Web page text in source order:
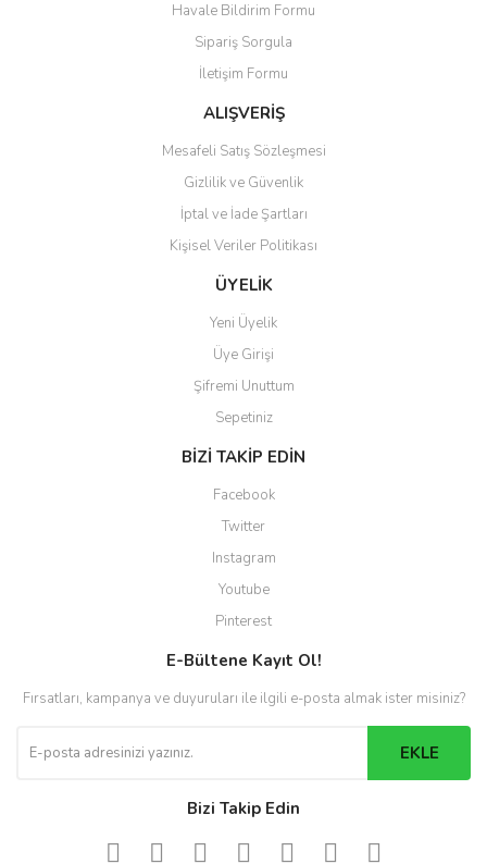
Ürün açıklamasında eksik bilgiler bulunuyor.
Ürün bilgilerinde hatalar bulunuyor.
Ürün fiyatı diğer sitelerden daha pahalı.
Bu ürüne benzer farklı alternatifler olmalı.
Gönder
Havale Bildirim Formu
Sipariş Sorgula
İletişim Formu
ALIŞVERİŞ
Mesafeli Satış Sözleşmesi
Gizlilik ve Güvenlik
İptal ve İade Şartları
Kişisel Veriler Politikası
ÜYELİK
Yeni Üyelik
Üye Girişi
Şifremi Unuttum
Sepetiniz
BİZİ TAKİP EDİN
Facebook
Twitter
Instagram
Youtube
Pinterest
E-Bültene Kayıt Ol!
Fırsatları, kampanya ve duyuruları ile ilgili e-posta almak ister misiniz?
EKLE
Bizi Takip Edin